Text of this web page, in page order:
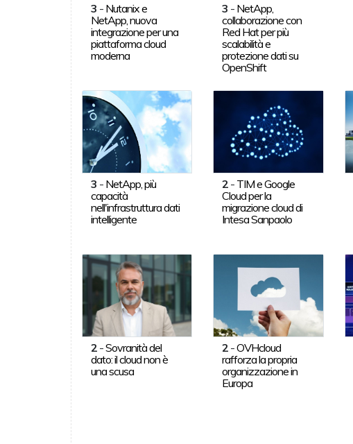
3 - Nutanix e
NetApp, nuova
integrazione per una
piattaforma cloud
moderna
3 - NetApp,
collaborazione con
Red Hat per più
scalabilità e
protezione dati su
OpenShift
3 - NetApp, più
capacità
nell'infrastruttura dati
intelligente
2 - TIM e Google
Cloud per la
migrazione cloud di
Intesa Sanpaolo
2-Sovranità del
dato: il cloud non è
una scusa
2 -OVHcloud
rafforza la propria
organizzazione in
Europa